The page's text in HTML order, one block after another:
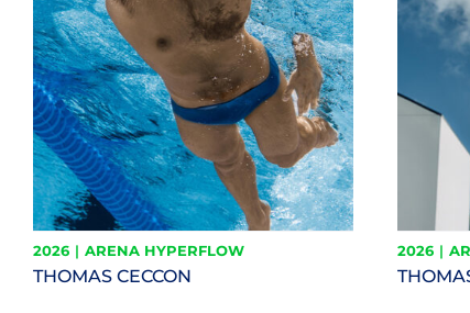
2026 | ARENA HYPERFLOW
THOMAS CECCON
2026 |